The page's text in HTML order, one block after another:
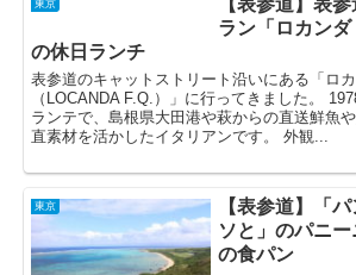
東京
【表参道】表
ラン「ロカンダ
の休日ランチ
表参道のキャットストリート沿いにある「ロ
（LOCANDA F.Q.）」に行ってきました。
ランテで、島根県大田港や萩からの直送鮮魚
直素材を活かしたイタリアンです。 外観...
東京
【表参道】「
ソと」のパニ
の食パン